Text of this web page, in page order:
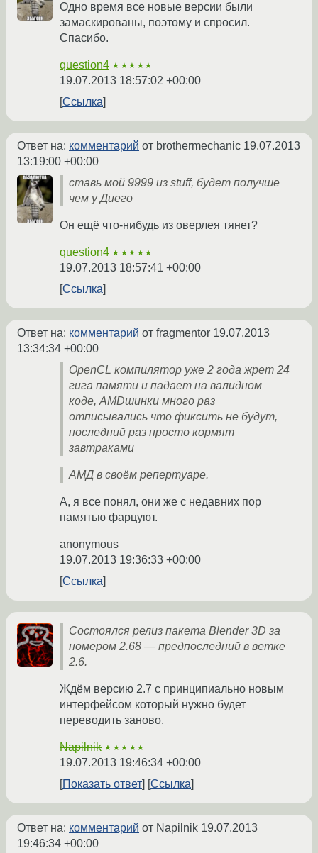
Одно время все новые версии были
замаскированы, поэтому и спросил.
Спасибо.
question4 ★★★★★
19.07.2013 18:57:02 +00:00
Ссылка
Ответ на: комментарий от brothermechanic 19.07.2013
13:19:00 +00:00
ставь мой 9999 из stuff, будет получше
чем у Диего
Он ещё что-нибудь из оверлея тянет?
question4 ★★★★★
19.07.2013 18:57:41 +00:00
Ссылка
Ответ на: комментарий от fragmentor 19.07.2013
13:34:34 +00:00
OpenCL компилятор уже 2 года жрет 24
гига памяти и падает на валидном
коде, AMDшинки много раз
отписывались что фиксить не будут,
последний раз просто кормят
завтраками
АМД в своём репертуаре.
А, я все понял, они же с недавних пор
памятью фарцуют.
anonymous
19.07.2013 19:36:33 +00:00
Ссылка
Состоялся релиз пакета Blender 3D за
номером 2.68 — предпоследний в ветке
2.6.
Ждём версию 2.7 с принципиально новым
интерфейсом который нужно будет
переводить заново.
Napilnik ★★★★★
19.07.2013 19:46:34 +00:00
Показать ответ
Ссылка
Ответ на: комментарий от Napilnik 19.07.2013
19:46:34 +00:00